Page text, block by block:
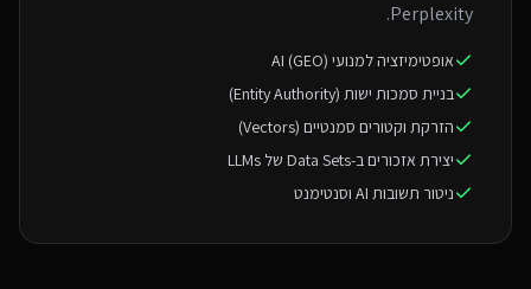
Perplexity.
אופטימיזציה למנועי AI (GEO)
בניית סמכות ישות (Entity Authority)
הזרקת וקטורים סמנטיים (Vectors)
יצירת אזכורים ב-Data Sets של LLMs
ניטור תשובות AI וסנטימנט